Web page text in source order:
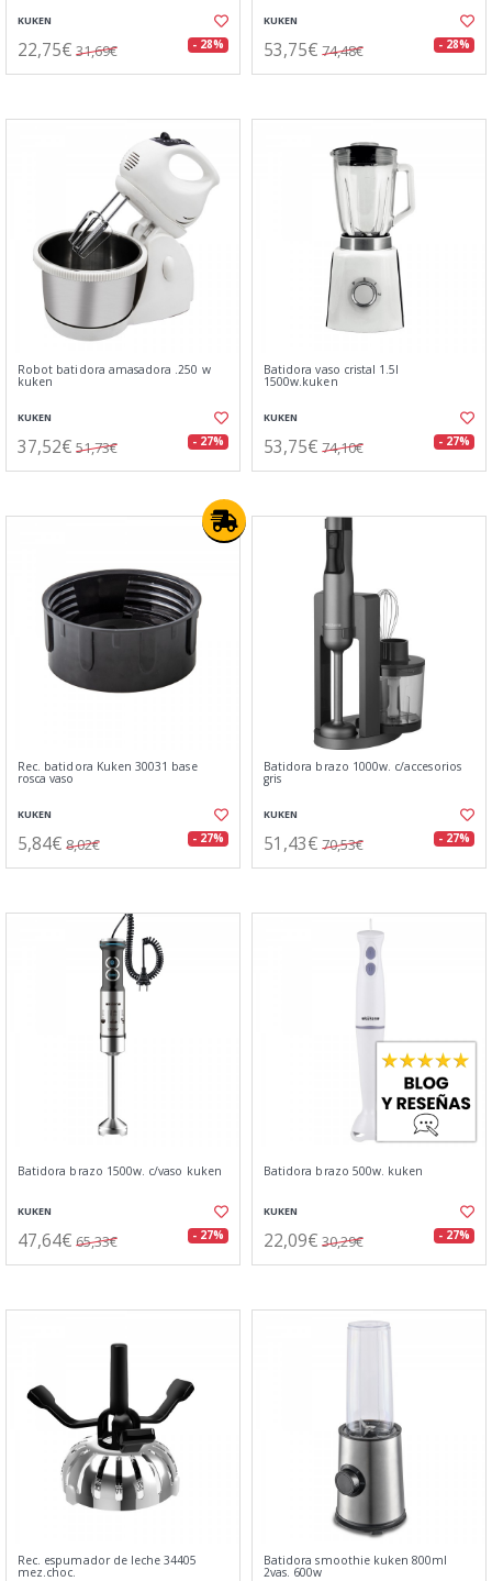
KUKEN
22,75€ 31,69€ - 28%
KUKEN
53,75€ 74,48€ - 28%
Robot batidora amasadora .250 w
kuken
KUKEN
37,52€ 51,73€ - 27%
Batidora vaso cristal 1.5l
1500w.kuken
KUKEN
53,75€ 74,10€ - 27%
Rec. batidora Kuken 30031 base
rosca vaso
KUKEN
5,84€ 8,02€ - 27%
Batidora brazo 1000w. c/accesorios
gris
KUKEN
51,43€ 70,53€ - 27%
Batidora brazo 1500w. c/vaso kuken
KUKEN
47,64€ 65,33€ - 27%
Batidora brazo 500w. kuken
KUKEN
22,09€ 30,29€ - 27%
Rec. espumador de leche 34405
mez.choc.
Batidora smoothie kuken 800ml
2vas. 600w